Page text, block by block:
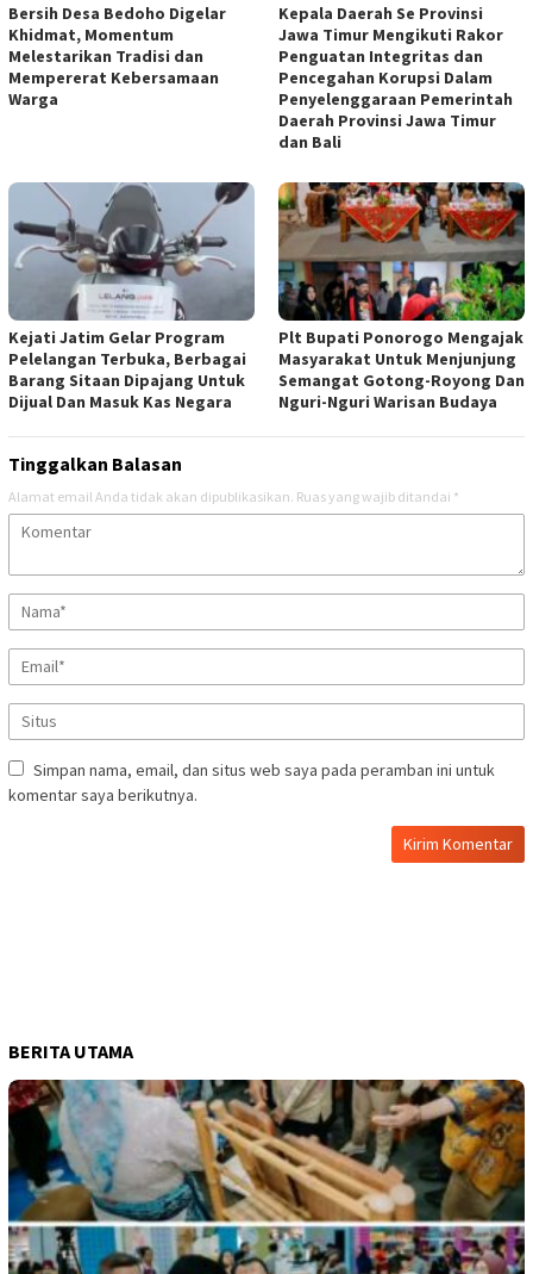
Bersih Desa Bedoho Digelar
Khidmat, Momentum
Melestarikan Tradisi dan
Mempererat Kebersamaan
Warga
Kepala Daerah Se Provinsi
Jawa Timur Mengikuti Rakor
Penguatan Integritas dan
Pencegahan Korupsi Dalam
Penyelenggaraan Pemerintah
Daerah Provinsi Jawa Timur
dan Bali
Kejati Jatim Gelar Program
Pelelangan Terbuka, Berbagai
Barang Sitaan Dipajang Untuk
Dijual Dan Masuk Kas Negara
Plt Bupati Ponorogo Mengajak
Masyarakat Untuk Menjunjung
Semangat Gotong-Royong Dan
Nguri-Nguri Warisan Budaya
Tinggalkan Balasan
Alamat email Anda tidak akan dipublikasikan. Ruas yang wajib ditandai *
Simpan nama, email, dan situs web saya pada peramban ini untuk
komentar saya berikutnya.
BERITA UTAMA